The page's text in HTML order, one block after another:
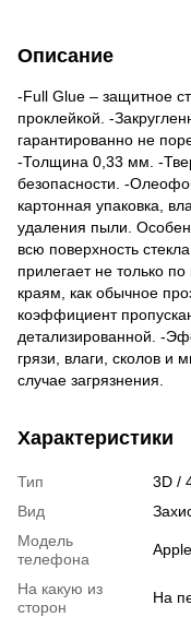
Описание
-Full Glue – защитное
проклейкой. -
гарантированно не
-Толщина 0,33 мм. -
безопасности. -
картонная упаковка,
удаления пыли.
всю поверхность
прилегает не только
краям, как обычное
коэффициент
детализированной. -
грязи, влаги, сколов и
случае загрязнения.
Характеристики
Тип
3D /
Вид
Модель
телефона
На какую из
сторон
На